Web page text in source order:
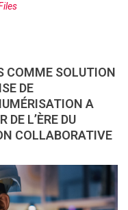
COMME SOLUTION
DE
A
DE L’ÈRE DU
COLLABORATIVE